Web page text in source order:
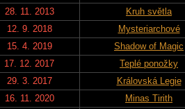
28. 11. 2013
Kruh světla
12. 9. 2018
Mysteriarchové
15. 4. 2019
Shadow of Magic
17. 12. 2017
Teplé ponožky
29. 3. 2017
Královská Legie
16. 11. 2020
Minas Tirith